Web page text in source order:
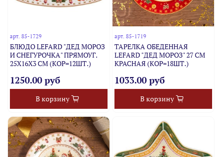
арт.85-1729
БЛЮДО LEFARD "ДЕД МОРОЗ
И СНЕГУРОЧКА" ПРЯМОУГ.
25Х16Х3 СМ (КОР=12ШТ.)
1250.00 руб
В корзину
арт. 85-1719
ТАРЕЛКА ОБЕДЕННАЯ
LEFARD "ДЕД МОРОЗ" 27 СМ
КРАСНАЯ (КОР=18ШТ.)
1033.00 руб
В корзину